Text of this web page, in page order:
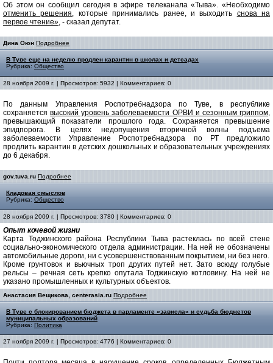
Об этом он сообщил сегодня в эфире телеканала «Тыва». «Необходимо
отменить решения, которые принимались ранее, и выходить снова на
первое чтение», - сказал депутат.
Дина Оюн Подробнее
В Туве еще на неделю продлен карантин в школах и детсадах
Рубрика: Общество
28 ноября 2009 г. | Просмотров: 5932 | Комментариев: 0
По данным Управления Роспотребнадзора по Туве, в республике
сохраняетсявысокий уровень заболеваемости ОРВИ и сезонным гриппом,
превышающий показатели прошлого года. Сохраняется превышение
эпидпорога. В целях недопущения вторичной волны подъема
заболеваемости Управление Роспотребнадзора по РТ предложило
продлить карантин в детских дошкольных и образовательных учреждениях
до 6 декабря.
gov.tuva.ru Подробнее
Кладовая смыслов
Рубрика: Общество
28 ноября 2009 г. | Просмотров: 3780 | Комментариев: 0
Опыт кочевой жизни
Карта Тоджинского района Республики Тыва растеклась по всей стене
социально-экономического отдела администрации. На ней не обозначены
автомобильные дороги, ни с усовершенствованным покрытием, ни без него.
Кроме грунтовок и вьючных троп других путей нет. Зато всюду голубые
рельсы – речная сеть крепко опутала Тоджинскую котловину. На ней не
указано промышленных и культурных объектов.
Анастасия Вещикова, centerasia.ru Подробнее
В Туве с блокированием бюджета в парламенте «зависла» и судьба бюджетов
муниципальных образований
Рубрика: Политика
27 ноября 2009 г. | Просмотров: 4776 | Комментариев: 0